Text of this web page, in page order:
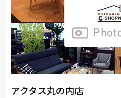
アクタス丸の内店